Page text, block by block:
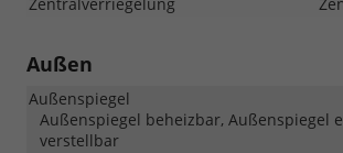
Außen
Außenspiegel
Außenspiegel beheizbar, Außenspiegel
verstellbar